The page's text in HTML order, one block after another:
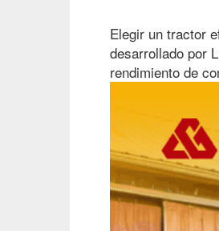
Elegir un tractor
desarrollado por
rendimiento de